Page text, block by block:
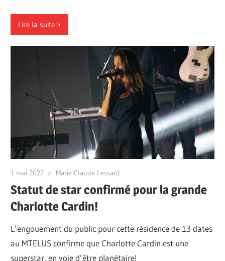
Lire la suite
1 mai 2022 Marie-Claude Lessard
Statut de star confirmé pour la grande
Charlotte Cardin!
L’engouement du public pour cette résidence de 13 dates
au MTELUS confirme que Charlotte Cardin est une
superstar, en voie d’être planétaire!